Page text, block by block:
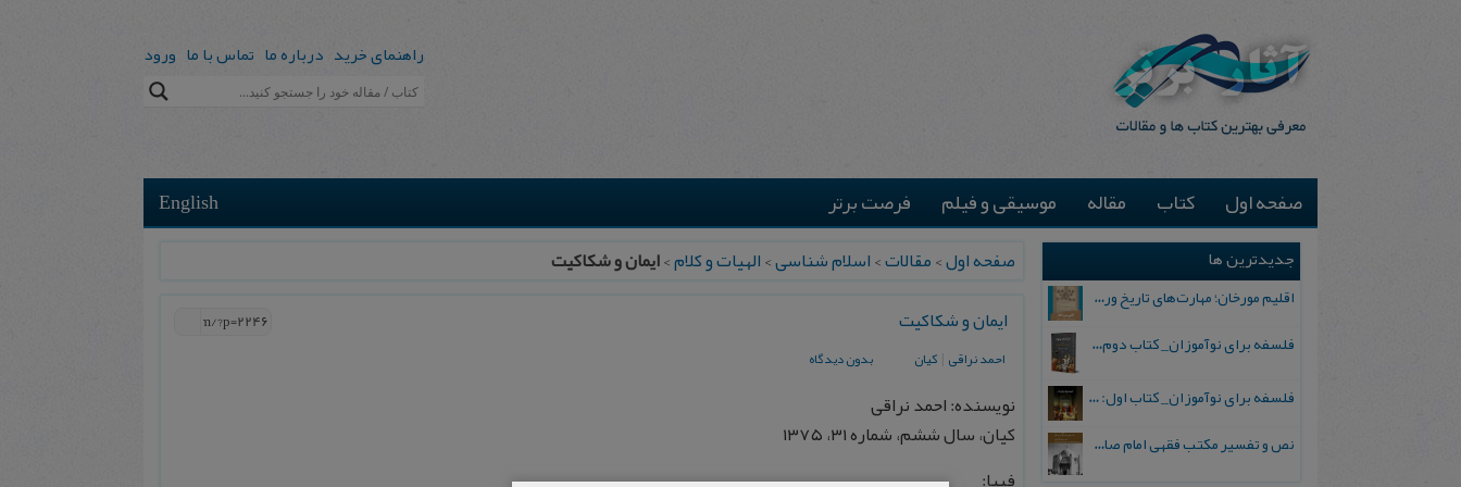
راهنمای خرید درباره ما تماس با ما ورود
English صفحه اول کتاب مقاله موسیقی و فیلم فرصت برتر
صفحه اول>مقالات>اسلام شناسی>الهیات و کلام>ایمان و شكاكیت
ایمان و شكاكیت
احمد نراقی |كیان بدون دیدگاه
نویسنده: احمد نراقی
كیان، سال ششم، شماره ۳۱، ۱۳۷۵
جدیدترین ها
اقلیم مورخان؛ مهارت‌های تاریخ ورزی علمی
فلسفه برای نوآموزان_ کتاب دوم: پرسش درباره واقعیت و معرفت
فلسفه برای نوآموزان_ کتاب اول: تردید در باورهای رایج
نص و تفسیر مکتب فقهی امام صادق علیه السلام